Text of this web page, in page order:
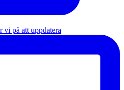
vi på att uppdatera